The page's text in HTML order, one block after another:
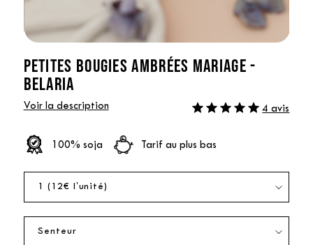
PETITES BOUGIES AMBRÉES MARIAGE -
BELARIA
Voir la description 4 avis
100% soja Tarif au plus bas